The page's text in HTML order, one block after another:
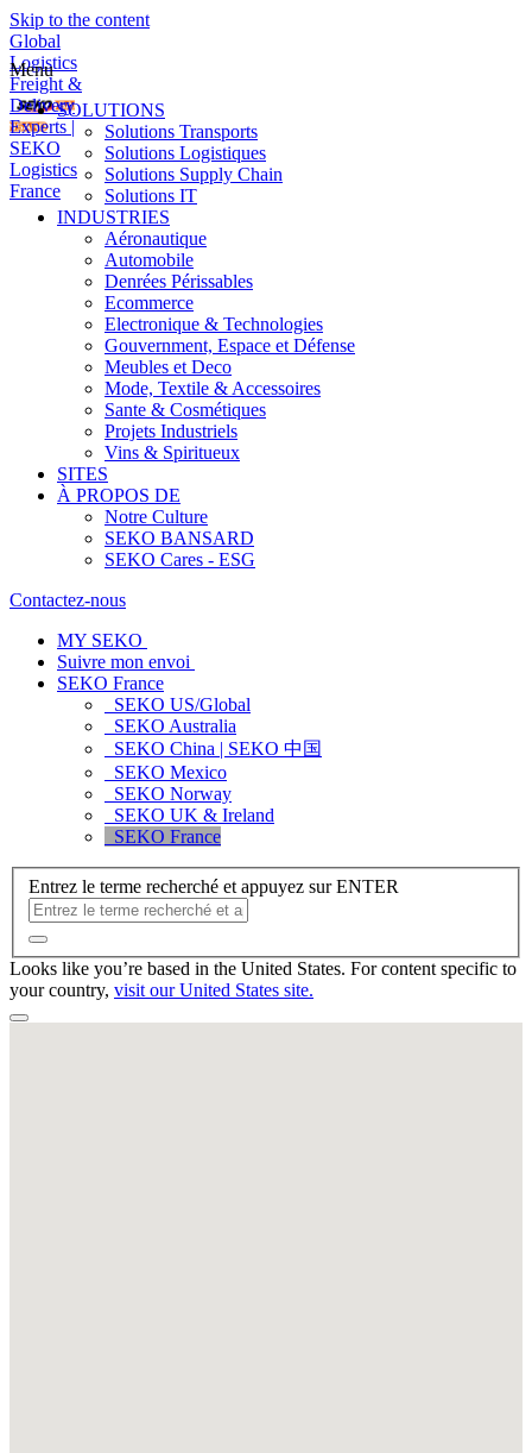
Skip to the content
Global
Logistics
Freight &
Delivery
Experts |
SEKO
Logistics
France
Menu
SOLUTIONS
Solutions Transports
Solutions Logistiques
Solutions Supply Chain
Solutions IT
INDUSTRIES
Aéronautique
Automobile
Denrées Périssables
Ecommerce
Electronique & Technologies
Gouvernment, Espace et Défense
Meubles et Deco
Mode, Textile & Accessoires
Sante & Cosmétiques
Projets Industriels
Vins & Spiritueux
SITES
À PROPOS DE
Notre Culture
SEKO BANSARD
SEKO Cares - ESG
Contactez-nous
MY SEKO
Suivre mon envoi
SEKO France
SEKO US/Global
SEKO Australia
SEKO China | SEKO 中国
SEKO Mexico
SEKO Norway
SEKO UK & Ireland
SEKO France
Entrez le terme recherché et appuyez sur ENTER
Looks like you’re based in the United States. For content specific to
your country, visit our United States site.